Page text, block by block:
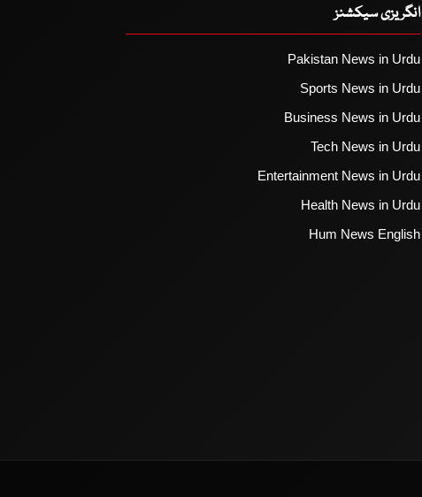
انگریزی سیکشنز
Pakistan News in Urdu
Sports News in Urdu
Business News in Urdu
Tech News in Urdu
Entertainment News in Urdu
Health News in Urdu
Hum News English